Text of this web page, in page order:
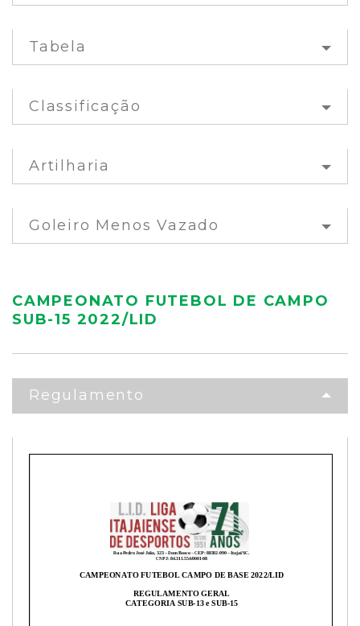
Tabela
Classificação
Artilharia
Goleiro Menos Vazado
CAMPEONATO FUTEBOL DE CAMPO
SUB-15 2022/LID
Regulamento